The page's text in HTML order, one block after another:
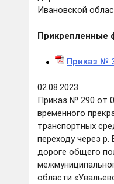
Ивановской
Прикрепленные
Приказ №
02.08.2023
Приказ № 290 от
временного
транспортных
переходу через
дороге общего
области